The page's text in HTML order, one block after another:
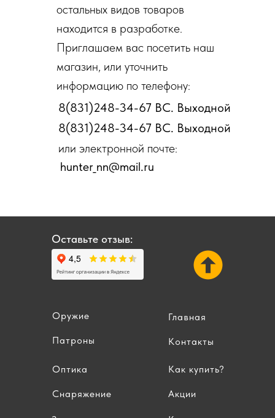
остальных видов товаров
находится в разработке.
Приглашаем вас посетить наш
магазин, или уточнить
информацию по телефону:
8(831)248-34-67 ВС. Выходной
8(831)248-34-67 ВС. Выходной
или электронной почте:
hunter_nn@mail.ru
Оставьте отзыв:
Оружие
Патроны
Оптика
Снаряжение
Главная
Контакты
Акции
Как купить?